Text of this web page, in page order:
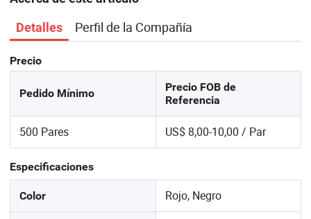
Detalles Perfil de la Compañía
Precio
Pedido Mínimo
Precio FOB de
Referencia
500 Pares US$ 8,00-10,00 / Par
Especificaciones
Color Rojo, Negro